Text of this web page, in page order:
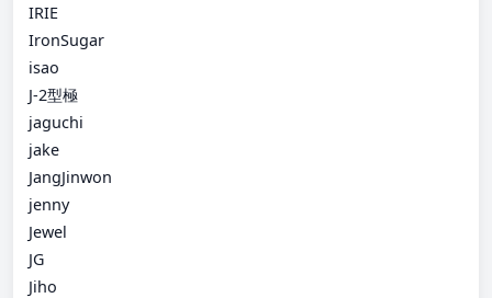
IRIE
IronSugar
isao
J-2型極
jaguchi
jake
JangJinwon
jenny
Jewel
JG
Jiho